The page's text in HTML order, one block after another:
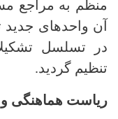
منظم به مراجع
آن واحدهای
در تسلسل
تنظیم گردید.
ریاست هماهنگی